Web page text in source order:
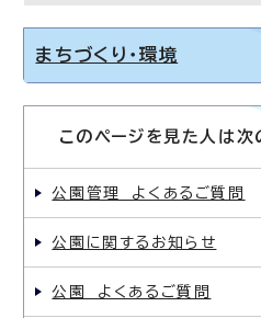
まちづくり・環境
このページを見た人は次
公園管理 よくあるご質問
公園に関するお知らせ
公園 よくあるご質問